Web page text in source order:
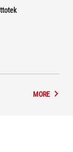
just
MORE